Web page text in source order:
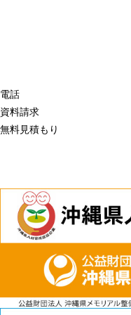
電話
資料請求
無料見積もり